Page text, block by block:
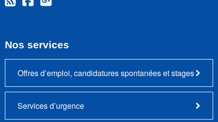
Nos services
Offres d’emploi, candidatures spontanées et stages
Services d’urgence